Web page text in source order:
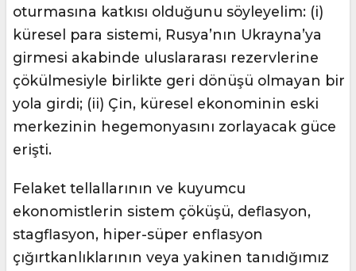
oturmasına katkısı olduğunu söyleyelim: (i)
küresel para sistemi, Rusya’nın Ukrayna’ya
girmesi akabinde uluslararası rezervlerine
çökülmesiyle birlikte geri dönüşü olmayan bir
yola girdi; (ii) Çin, küresel ekonominin eski
merkezinin hegemonyasını zorlayacak güce
erişti.
Felaket tellallarının ve kuyumcu
ekonomistlerin sistem çöküşü, deflasyon,
stagflasyon, hiper-süper enflasyon
çığırtkanlıklarının veya yakinen tanıdığımız